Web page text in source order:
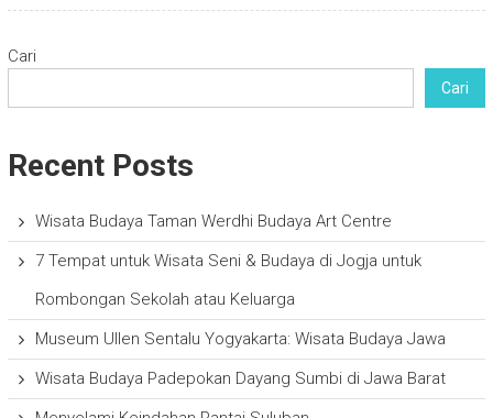
Cari
Cari
Recent Posts
Wisata Budaya Taman Werdhi Budaya Art Centre
7 Tempat untuk Wisata Seni & Budaya di Jogja untuk
Rombongan Sekolah atau Keluarga
Museum Ullen Sentalu Yogyakarta: Wisata Budaya Jawa
Wisata Budaya Padepokan Dayang Sumbi di Jawa Barat